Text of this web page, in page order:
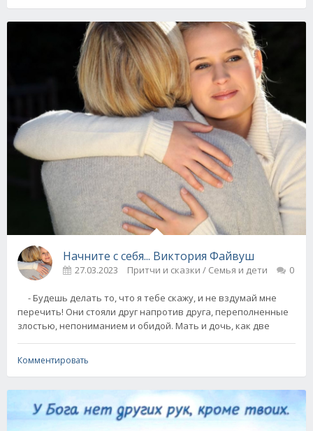
Начните с себя... Виктория Файвуш
27.03.2023 Притчи и сказки / Семья и дети 0
- Будешь делать то, что я тебе скажу, и не вздумай мне
перечить! Они стояли друг напротив друга, переполненные
злостью, непониманием и обидой. Мать и дочь, как две
Комментировать